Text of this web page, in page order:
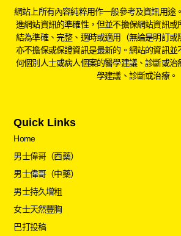
網站上所有內容純粹用作一般參考及資訊用途
進網站資訊的準確性，但並不擔保網站資訊或
結為準確、完整、適時或適用（無論是明訂或
亦不擔保或保證資訊是最新的。網站的資訊並
何個別人士或病人個案的醫學建議、診斷或治
學建議、診斷或治療。
Quick Links
Home
男士偉哥（西藥）
男士偉哥（中藥）
男士持久增粗
女士天然豐胸
巴打投稿